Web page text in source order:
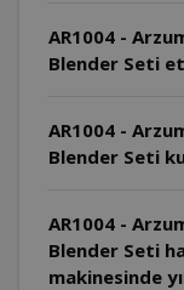
AR1004 -
Blender Seti
AR1004 -
Blender Seti
AR1004 -
Blender Seti
makinesinde